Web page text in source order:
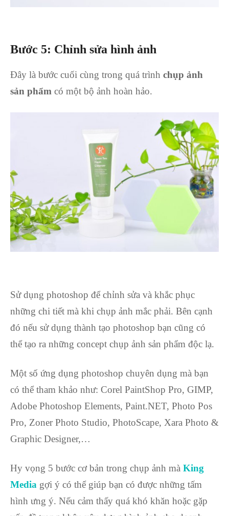
Bước 5: Chỉnh sửa hình ảnh
Đây là bước cuối cùng trong quá trình chụp ảnh
sản phẩm có một bộ ảnh hoàn hảo.
Sử dụng photoshop để chỉnh sửa và khắc phục
những chi tiết mà khi chụp ảnh mắc phải. Bên cạnh
đó nếu sử dụng thành tạo photoshop bạn cũng có
thể tạo ra những concept chụp ảnh sản phẩm độc lạ.
Một số ứng dụng photoshop chuyên dụng mà bạn
có thể tham khảo như: Corel PaintShop Pro, GIMP,
Adobe Photoshop Elements, Paint.NET, Photo Pos
Pro, Zoner Photo Studio, PhotoScape, Xara Photo &
Graphic Designer,…
Hy vọng 5 bước cơ bản trong chụp ảnh mà King
Media gợi ý có thể giúp bạn có được những tấm
hình ưng ý. Nếu cảm thấy quá khó khăn hoặc gặp